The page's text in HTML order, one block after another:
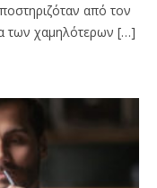
από τον
των χαμηλότερων […]